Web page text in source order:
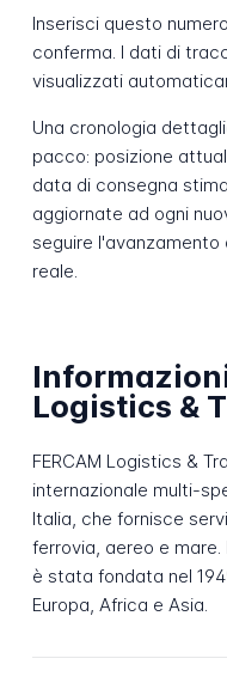
Inserisci questo
conferma. I dati di
visualizzati
Una cronologia
pacco: posizione
data di consegna
aggiornate ad ogni
seguire
reale.
Logistics &
FERCAM Logistics &
internazionale multi-
Italia, che fornisce
ferrovia, aereo e
è stata fondata nel
Europa, Africa e Asia.